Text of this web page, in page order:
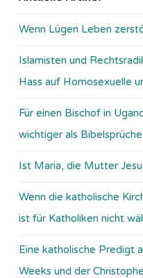
Wenn Lügen Leben
Islamisten und
Hass auf Homosexuelle
Für einen Bischof in
wichtiger als
Ist Maria, die Mutter
Wenn die katholische
ist für Katholiken nicht
Eine katholische Predigt
Weeks und der